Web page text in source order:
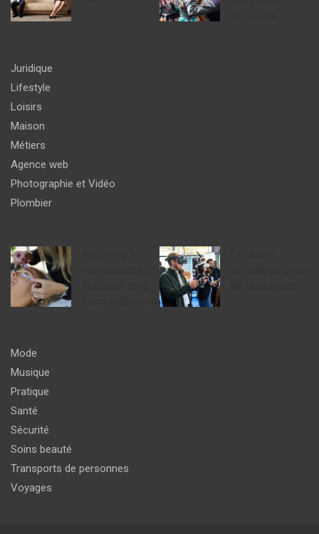
Juridique
Lifestyle
Loisirs
Maison
Métiers
Agence web
Photographie et Vidéo
Plombier
Mode
Musique
Pratique
Santé
Sécurité
Soins beauté
Transports de personnes
Voyages